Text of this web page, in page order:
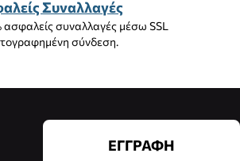
Συναλλαγές
ασφαλείς συναλλαγές μέσω SSL
σύνδεση.
ΕΓΓΡΑΦΗ